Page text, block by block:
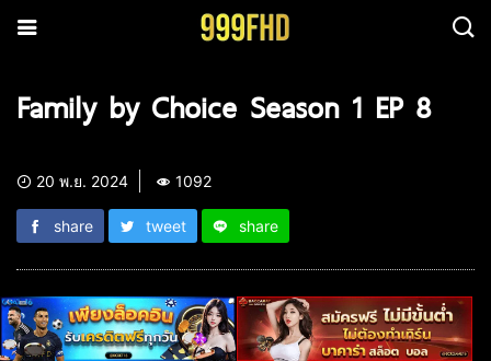
Family by Choice Season 1 EP 8
20 พ.ย. 2024 1092
share tweet share